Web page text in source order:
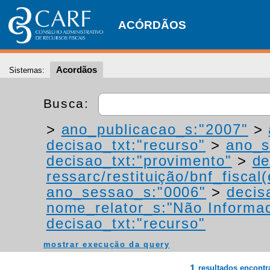
ACÓRDÃOS
Sistemas: Acordãos
Busca:
> ano_publicacao_s:"2007" >
decisao_txt:"recurso" >
decisao_txt:"provimento" >
ressarc/restituição/
ano_sessao_s:"0006" >
nome_relator_s:"Não
decisao_txt:"recurso"
mostrar execução da query
resultados